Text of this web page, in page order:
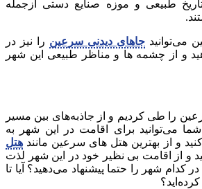
طبیعی و موزه صنایع دستی ازجمله
می‌توانید جاهای دیدنی سرعین را نیز در
و از چشمه ها و مناظر طبیعی این شهر
را طی کردیم و از جاذبه‌های بین مسیر
شما می‌توانید برای اقامت در این شهر به
و از بهترین هتل های سرعین مانند هتل
و از اقامت بی نظیر خود در این شهر لذت
کدام شهر را حتما پیشنهاد می‌دهید؟ آیا تا